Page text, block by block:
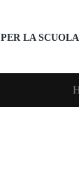
PER LA SCUOLA